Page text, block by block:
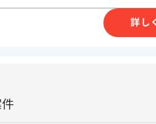
収益不動産を核とした資産形成コンサ
社内SEとしての実務経験を活かしたい
詳し